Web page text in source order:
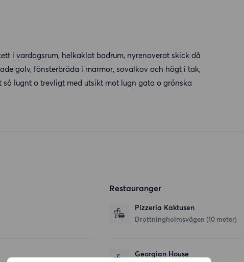
i vardagsrum, helkaklat badrum, nyrenoverat skick då
golv, fönsterbräda i marmor, sovalkov och högt i tak,
lugnt o trevligt med utsikt mot lugn gata o grönska
Restauranger
Pizzeria Kaktusen
Drottningholmsvägen (10 meter)
Georgian House